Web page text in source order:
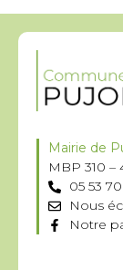
Mairie de
MBP 310 –
05 53 70
Nous
Notre